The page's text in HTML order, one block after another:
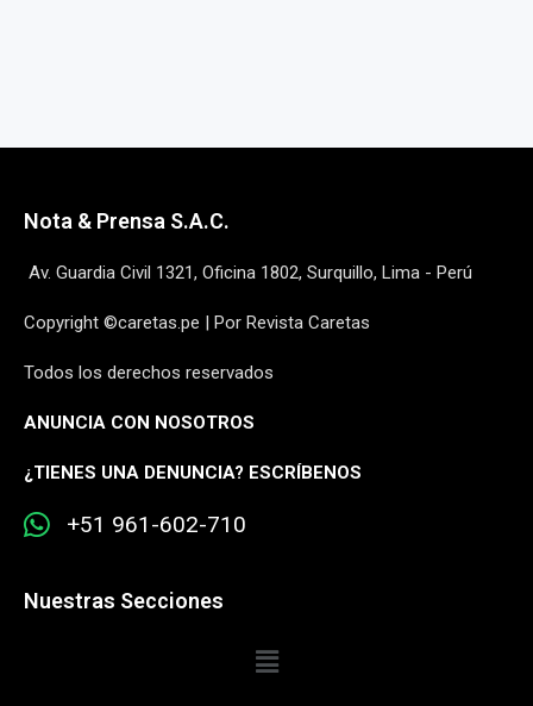
Nota & Prensa S.A.C.
Av. Guardia Civil 1321, Oficina 1802, Surquillo, Lima - Perú
Copyright ©caretas.pe | Por Revista Caretas
Todos los derechos reservados
ANUNCIA CON NOSOTROS
¿TIENES UNA DENUNCIA? ESCRÍBENOS
+51 961-602-710
Nuestras Secciones